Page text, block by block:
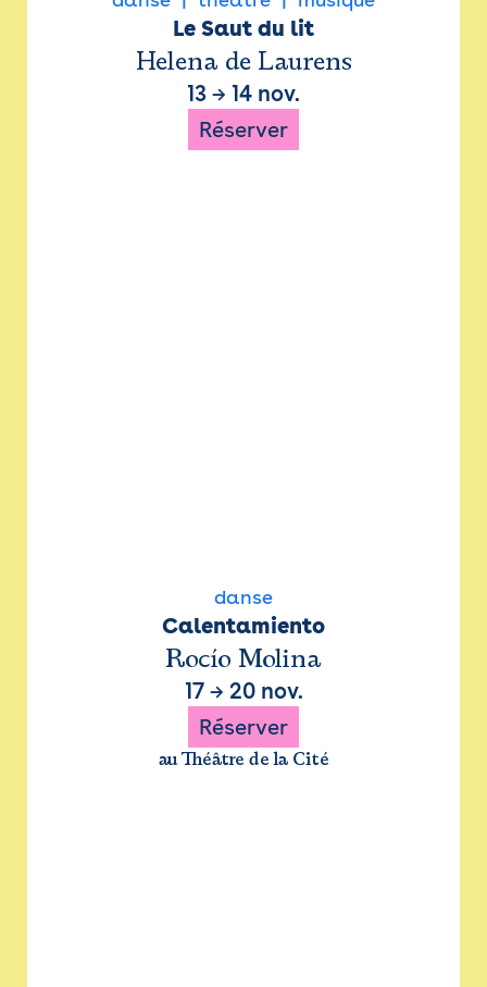
Le Saut du lit
Helena de Laurens
13 → 14 nov.
Réserver
danse
Calentamiento
Rocío Molina
17→ 20 nov.
Réserver
au Théâtre de la Cité